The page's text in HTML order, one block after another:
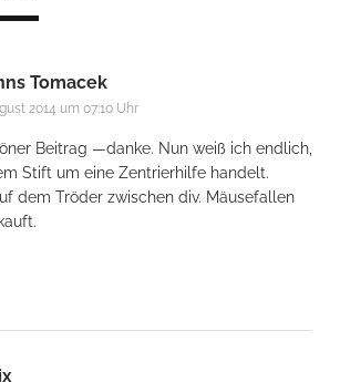
Tomacek
2014 um 07:10 Uhr
Beitrag —danke. Nun weiß ich endlich,
Stift um eine Zentrierhilfe handelt.
dem Tröder zwischen div. Mäusefallen